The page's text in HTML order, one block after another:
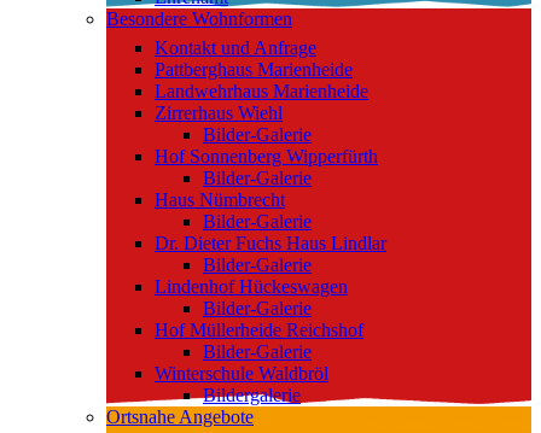
Besondere Wohnformen
Kontakt und Anfrage
Pattberghaus Marienheide
Landwehrhaus Marienheide
Zirrerhaus Wiehl
Bilder-Galerie
Hof Sonnenberg Wipperfürth
Bilder-Galerie
Haus Nümbrecht
Bilder-Galerie
Dr. Dieter Fuchs Haus Lindlar
Bilder-Galerie
Lindenhof Hückeswagen
Bilder-Galerie
Hof Müllerheide Reichshof
Bilder-Galerie
Winterschule Waldbröl
Bildergalerie
Ortsnahe Angebote